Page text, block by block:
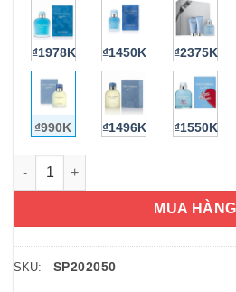
₫1978K ₫1450K ₫2375K
₫990K ₫1496K ₫1550K
Nước hoa Nam Dolce & Gabbana
MUA HÀNG
SKU: SP202050